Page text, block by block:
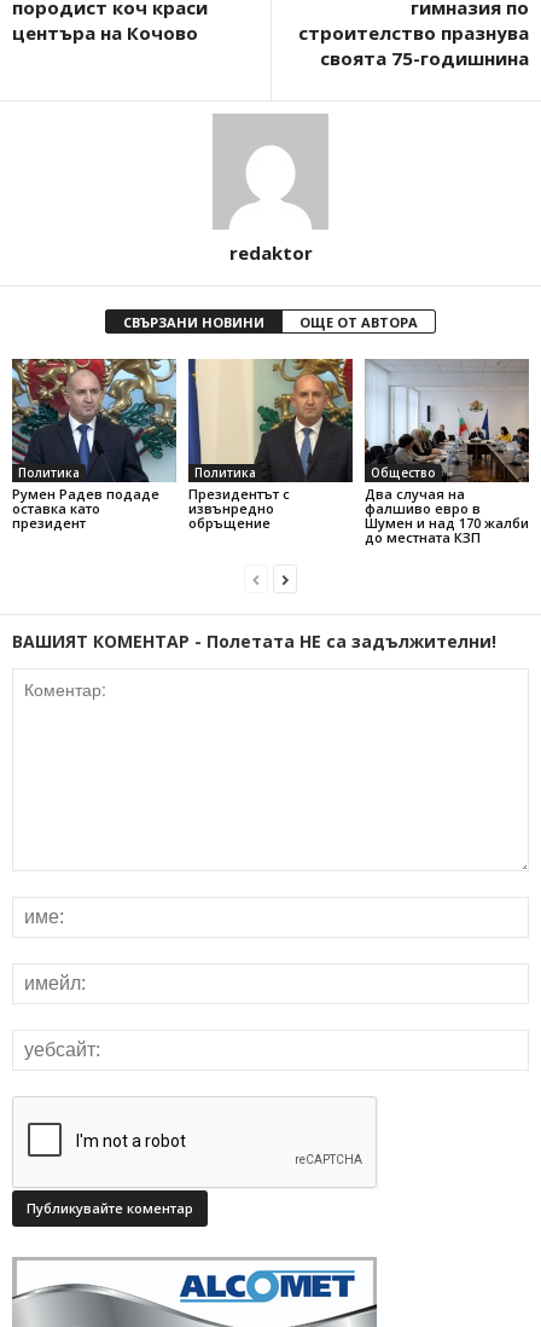
породист коч краси
центъра на Кочово
гимназия по
строителство празнува
своята 75-годишнина
redaktor
СВЪРЗАНИ НОВИНИ ОЩЕ ОТ АВТОРА
Политика
Румен Радев подаде
оставка като
президент
Политика
Президентът с
извънредно
обръщение
Общество
Два случая на
фалшиво евро в
Шумен и над 170 жалби
до местната КЗП
ВАШИЯТ КОМЕНТАР - Полетата НЕ са задължителни!